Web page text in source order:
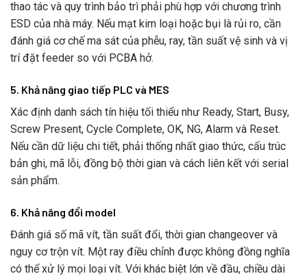
thao tác và quy trình bảo trì phải phù hợp với chương trình
ESD của nhà máy. Nếu mạt kim loại hoặc bụi là rủi ro, cần
đánh giá cơ chế ma sát của phễu, ray, tần suất vệ sinh và vị
trí đặt feeder so với PCBA hở.
5. Khả năng giao tiếp PLC và MES
Xác định danh sách tín hiệu tối thiểu như Ready, Start, Busy,
Screw Present, Cycle Complete, OK, NG, Alarm và Reset.
Nếu cần dữ liệu chi tiết, phải thống nhất giao thức, cấu trúc
bản ghi, mã lỗi, đồng bộ thời gian và cách liên kết với serial
sản phẩm.
6. Khả năng đổi model
Đánh giá số mã vít, tần suất đổi, thời gian changeover và
nguy cơ trộn vít. Một ray điều chỉnh được không đồng nghĩa
có thể xử lý mọi loại vít. Với khác biệt lớn về đầu, chiều dài